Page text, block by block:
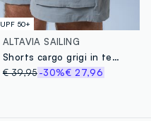
UPF 50+
ALTAVIA SAILING
Shorts cargo grigi in tessuto elasticizzato ALTAVIA SAILING
€ 39,95 -30%€ 27,96